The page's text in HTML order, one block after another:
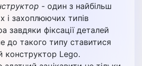
- один з найбільш
і захоплюючих типів
завдяки фіксації деталей
до такого типу ставитися
конструктор Lego.